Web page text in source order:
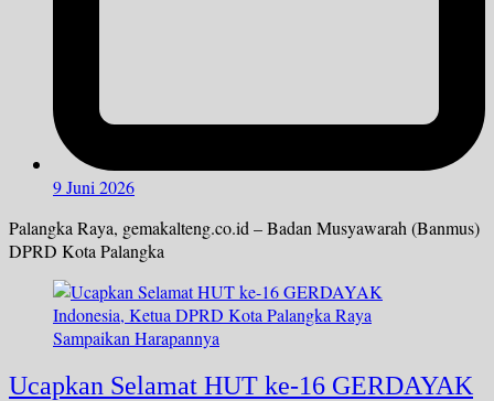
9 Juni 2026
Palangka Raya, gemakalteng.co.id – Badan Musyawarah (Banmus)
DPRD Kota Palangka
Ucapkan Selamat HUT ke-16 GERDAYAK